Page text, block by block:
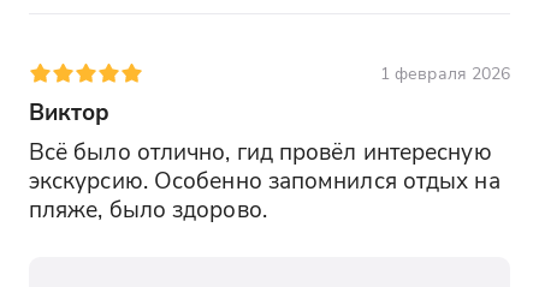
1 февраля 2026
Виктор
Всё было отлично, гид провёл интересную
экскурсию. Особенно запомнился отдых на
пляже, было здорово.